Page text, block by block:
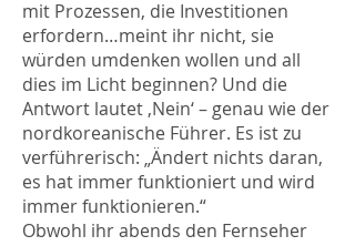
mit Prozessen, die Investitionen
erfordern…meint ihr nicht, sie
würden umdenken wollen und all
dies im Licht beginnen? Und die
Antwort lautet ‚Nein‘ – genau wie der
nordkoreanische Führer. Es ist zu
verführerisch: „Ändert nichts daran,
es hat immer funktioniert und wird
immer funktionieren.“
Obwohl ihr abends den Fernseher